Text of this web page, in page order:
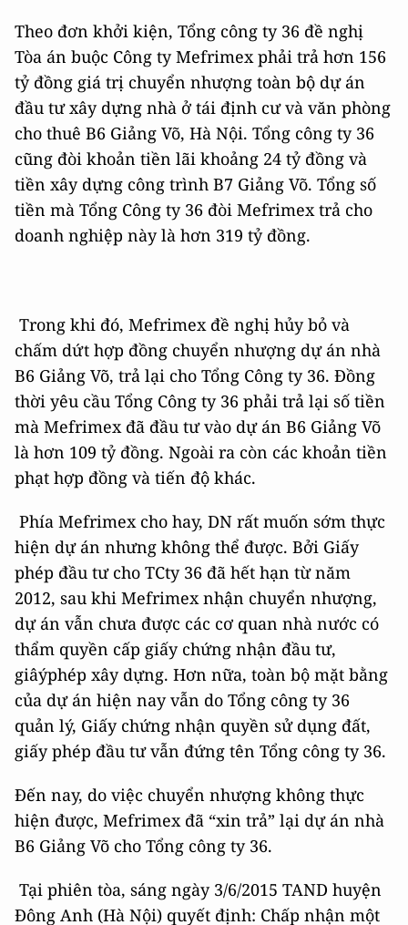
Theo đơn khởi kiện, Tổng công ty 36 đề nghị
Tòa án buộc Công ty Mefrimex phải trả hơn 156
tỷ đồng giá trị chuyển nhượng toàn bộ dự án
đầu tư xây dựng nhà ở tái định cư và văn phòng
cho thuê B6 Giảng Võ, Hà Nội. Tổng công ty 36
cũng đòi khoản tiền lãi khoảng 24 tỷ đồng và
tiền xây dựng công trình B7 Giảng Võ. Tổng số
tiền mà Tổng Công ty 36 đòi Mefrimex trả cho
doanh nghiệp này là hơn 319 tỷ đồng.
Trong khi đó, Mefrimex đề nghị hủy bỏ và
chấm dứt hợp đồng chuyển nhượng dự án nhà
B6 Giảng Võ, trả lại cho Tổng Công ty 36. Đồng
thời yêu cầu Tổng Công ty 36 phải trả lại số tiền
mà Mefrimex đã đầu tư vào dự án B6 Giảng Võ
là hơn 109 tỷ đồng. Ngoài ra còn các khoản tiền
phạt hợp đồng và tiến độ khác.
Phía Mefrimex cho hay, DN rất muốn sớm thực
hiện dự án nhưng không thể được. Bởi Giấy
phép đầu tư cho TCty 36 đã hết hạn từ năm
2012, sau khi Mefrimex nhận chuyển nhượng,
dự án vẫn chưa được các cơ quan nhà nước có
thẩm quyền cấp giấy chứng nhận đầu tư,
giâýphép xây dựng. Hơn nữa, toàn bộ mặt bằng
của dự án hiện nay vẫn do Tổng công ty 36
quản lý, Giấy chứng nhận quyền sử dụng đất,
giấy phép đầu tư vẫn đứng tên Tổng công ty 36.
Đến nay, do việc chuyển nhượng không thực
hiện được, Mefrimex đã “xin trả” lại dự án nhà
B6 Giảng Võ cho Tổng công ty 36.
Tại phiên tòa, sáng ngày 3/6/2015 TAND huyện
Đông Anh (Hà Nội) quyết định: Chấp nhận một